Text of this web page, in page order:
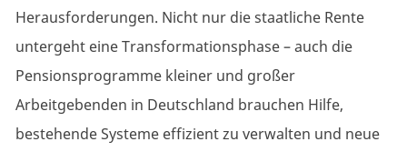
Herausforderungen. Nicht nur die staatliche Rente
untergeht eine Transformationsphase – auch die
Pensionsprogramme kleiner und großer
Arbeitgebenden in Deutschland brauchen Hilfe,
bestehende Systeme effizient zu verwalten und neue